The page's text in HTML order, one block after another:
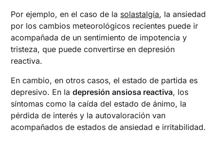
Por ejemplo, en el caso de la solastalgia, la ansiedad
por los cambios meteorológicos recientes puede ir
acompañada de un sentimiento de impotencia y
tristeza, que puede convertirse en depresión
reactiva.
En cambio, en otros casos, el estado de partida es
depresivo. En ladepresión ansiosa reactiva, los
síntomas como la caída del estado de ánimo, la
pérdida de interés y la autovaloración van
acompañados de estados de ansiedad e irritabilidad.